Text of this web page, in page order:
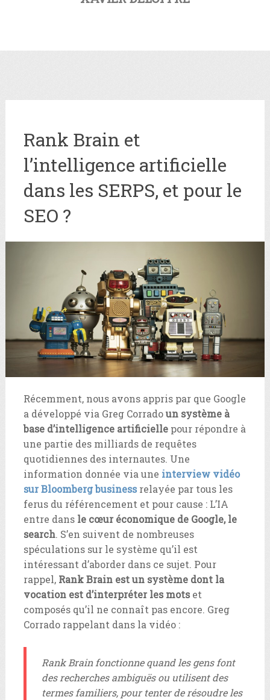
Rank Brain et
l’intelligence artificielle
dans les SERPS, et pour le
SEO ?
Récemment, nous avons appris par que Google
a développé via Greg Corradoun système à
base d’intelligence artificiellepour répondre à
une partie des milliards de requêtes
quotidiennes des internautes. Une
information donnée via une interview vidéo
sur Bloomberg businessrelayée par tous les
ferus du référencement et pour cause : L’IA
entre dans le cœur économique de Google, le
search. S’en suivent de nombreuses
spéculations sur le système qu’il est
intéressant d’aborder dans ce sujet. Pour
rappel, Rank Brain est un système dont la
vocation est d’interpréter les motset
composés qu’il ne connaît pas encore. Greg
Corrado rappelant dans la vidéo :
Rank Brain fonctionne quand les gens font
des recherches ambiguës ou utilisent des
termes familiers, pour tenter de résoudre les